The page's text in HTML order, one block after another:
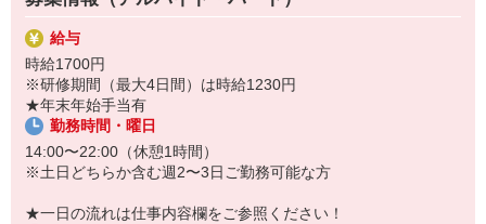
また、売上管理などもあるため、接客だけでなくPCを使った事
務の能力も生かせます。
お客様・同僚・関係会社・業者の方に対して、常に感謝の心と謙
虚さを忘れない――
この姿勢を大切にできる方であれば、マンションコンシェルジュ
の仕事が初めてでも大丈夫◎
万全な教育体制を整えているので安心してご応募ください。
＜1日の流れ＞※勤務物件により若干異なります
ご出勤
制服に着替えて、身支度を整えます
コンシェルジュ業務スタート
レジの釣銭や、前日の売上のチェック、お荷物の預かり、当日の共
引継簿の内容を確認します
給与
時給1700円
※研修期間（最大4日間）は時給1230円
★年末年始手当有
勤務時間・曜日
14:00〜22:00（休憩1時間）
※土日どちらか含む週2〜3日ご勤務可能な方
★一日の流れは仕事内容欄をご参照ください！